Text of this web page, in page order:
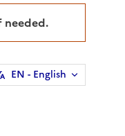
needed.
EN - English